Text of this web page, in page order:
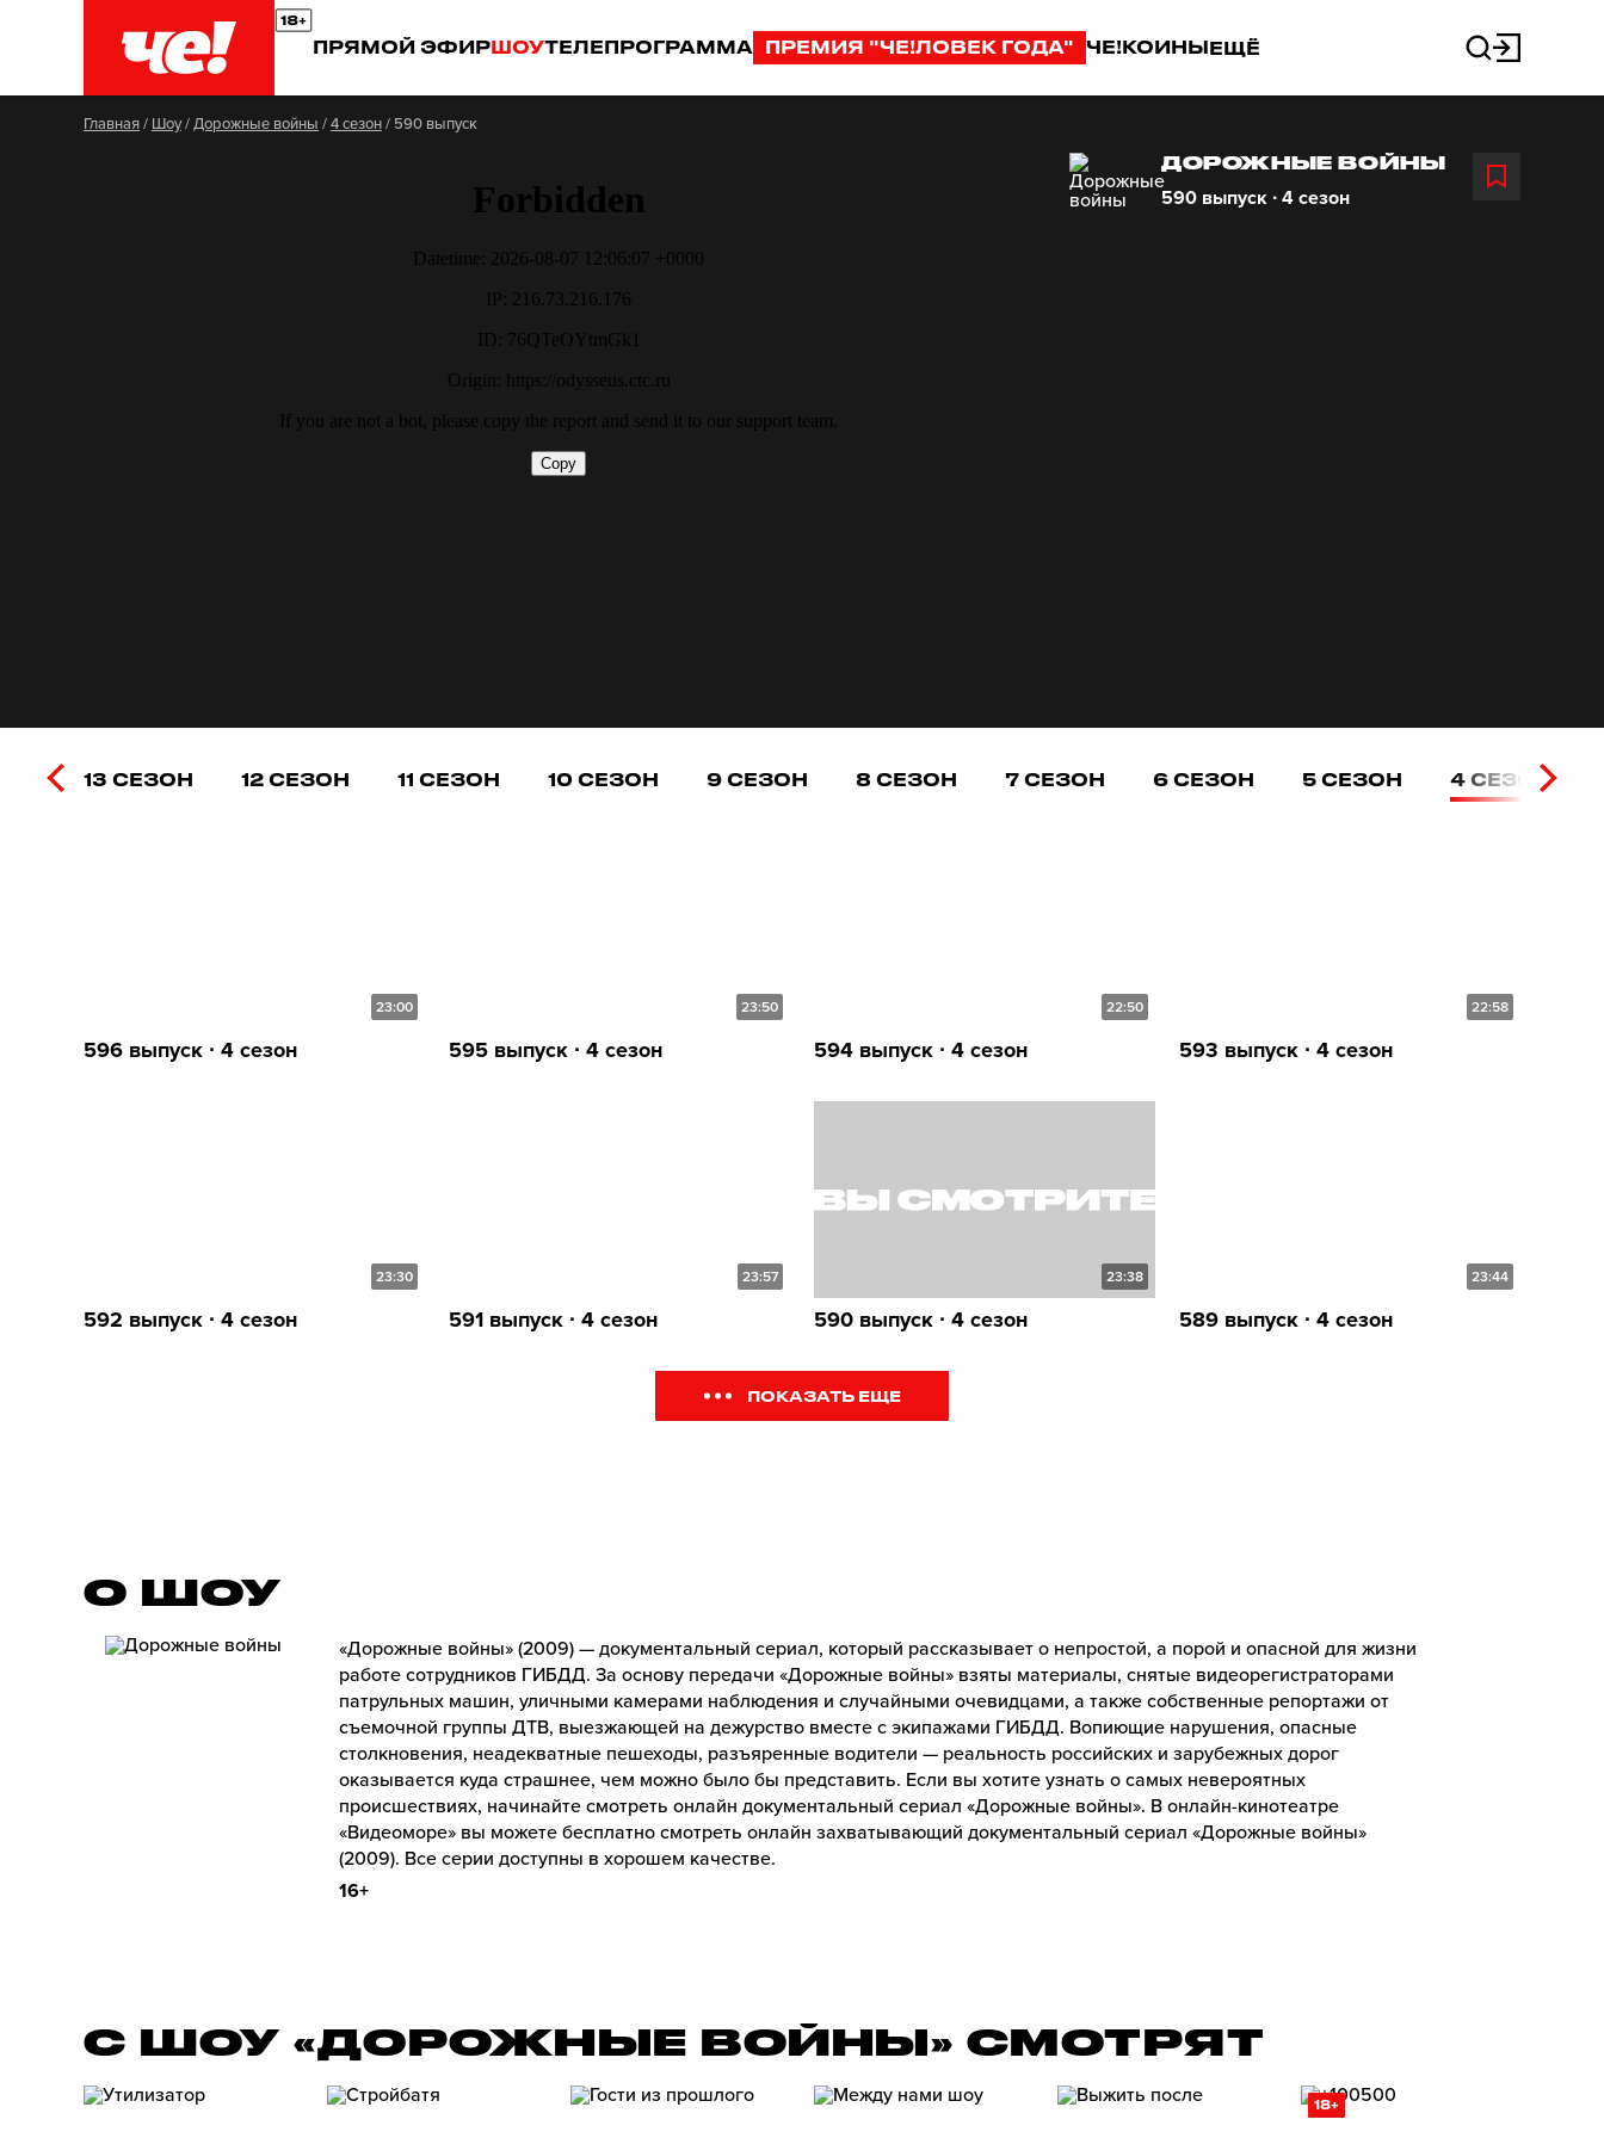
ПРЯМОЙ ЭФИРШОУТЕЛЕПРОГРАММА ПРЕМИЯ "ЧЕ!ЛОВЕК ГОДА" ЧЕ!КОИНЫЕЩЁ
Главная/ Шоу/Дорожные войны /4 сезон/ 590 выпуск
ДОРОЖНЫЕ ВОЙНЫ
590 выпуск ∙ 4 сезон
13 СЕЗОН 12 СЕЗОН 11 СЕЗОН 10 СЕЗОН 9 СЕЗОН 8 СЕЗОН 7 СЕЗОН 6 СЕЗОН 5 СЕЗОН 4 СЕЗОН
23:00
596 выпуск ∙ 4 сезон
23:50
595 выпуск ∙ 4 сезон
22:50
594 выпуск ∙ 4 сезон
22:58
593 выпуск ∙ 4 сезон
23:30
592 выпуск ∙ 4 сезон
23:57
591 выпуск ∙ 4 сезон
23:38
590 выпуск ∙ 4 сезон
23:44
589 выпуск ∙ 4 сезон
ПОКАЗАТЬ ЕЩЕ
О ШОУ
«Дорожные войны» (2009) — документальный сериал, который рассказывает о непростой, а порой и опасной для жизни
работе сотрудников ГИБДД. За основу передачи «Дорожные войны» взяты материалы, снятые видеорегистраторами
патрульных машин, уличными камерами наблюдения и случайными очевидцами, а также собственные репортажи от
съемочной группы ДТВ, выезжающей на дежурство вместе с экипажами ГИБДД. Вопиющие нарушения, опасные
столкновения, неадекватные пешеходы, разъяренные водители — реальность российских и зарубежных дорог
оказывается куда страшнее, чем можно было бы представить. Если вы хотите узнать о самых невероятных
происшествиях, начинайте смотреть онлайн документальный сериал «Дорожные войны». В онлайн-кинотеатре
«Видеоморе» вы можете бесплатно смотреть онлайн захватывающий документальный сериал «Дорожные войны»
(2009). Все серии доступны в хорошем качестве.
16+
С ШОУ «ДОРОЖНЫЕ ВОЙНЫ» СМОТРЯТ
18+